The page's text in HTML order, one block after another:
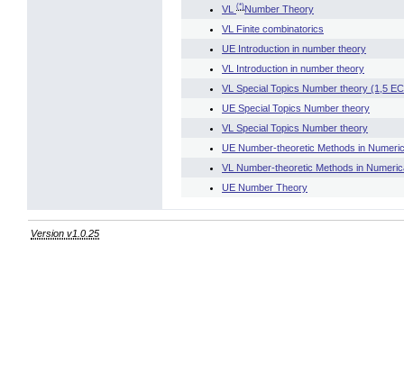
VL
(*)Number Theory
VL Finite combinatorics
UE Introduction in number theory
VL Introduction in number theory
VL Special Topics Number theory (1,5
UE Special Topics Number theory
VL Special Topics Number theory
UE Number-theoretic Methods in
VL Number-theoretic Methods in
UE Number Theory
Version v1.0.25